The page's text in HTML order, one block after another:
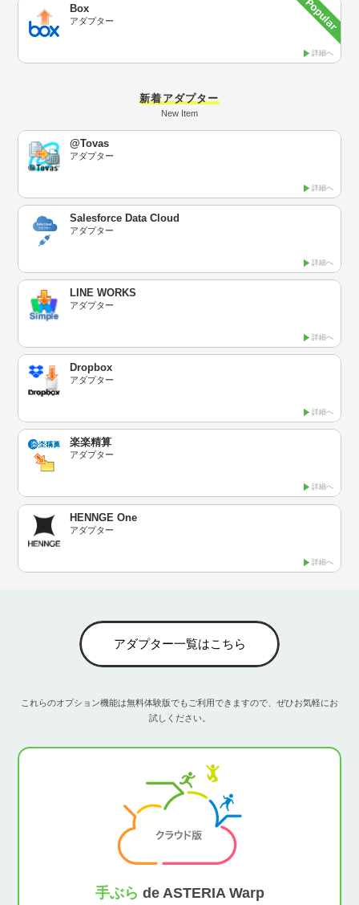
Box
アダプター
詳細へ
新着アダプター
New Item
@Tovas
アダプター
詳細へ
Salesforce Data Cloud
アダプター
詳細へ
LINE WORKS
アダプター
詳細へ
Dropbox
アダプター
詳細へ
楽楽精算
アダプター
詳細へ
HENNGE One
アダプター
詳細へ
アダプター一覧はこちら
これらのオプション機能は無料体験版でもご利用できますので、ぜひお気軽にお
試しください。
手ぶら de ASTERIA Warp